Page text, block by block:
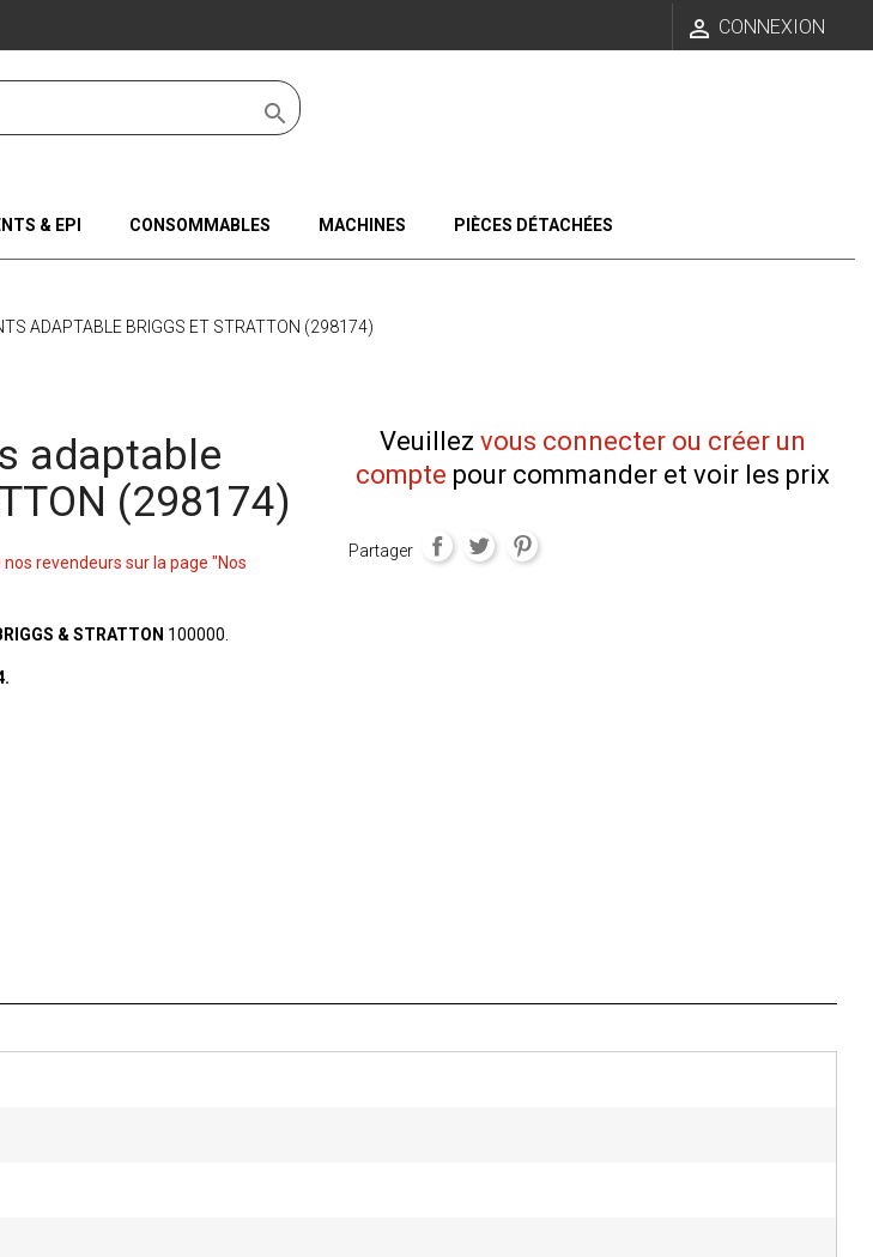
 CONNEXION

& EPI CONSOMMABLES MACHINES PIÈCES DÉTACHÉES
ADAPTABLE BRIGGS ET STRATTON (298174)
adaptable
(298174)
revendeurs sur la page "Nos
& STRATTON 100000.
Veuillez vous connecter ou créer un
compte pour commander et voir les prix
Partager